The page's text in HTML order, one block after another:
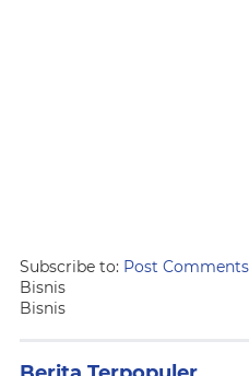
Subscribe to: Post
Bisnis
Bisnis